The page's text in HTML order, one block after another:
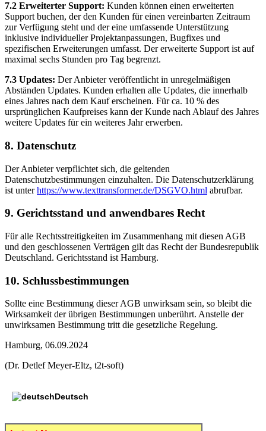
7.2 Erweiterter Support: Kunden können einen erweiterten
Support buchen, der den Kunden für einen vereinbarten Zeitraum
zur Verfügung steht und der eine umfassende Unterstützung
inklusive individueller Projektanpassungen, Bugfixes und
spezifischen Erweiterungen umfasst. Der erweiterte Support ist auf
maximal sechs Stunden pro Tag begrenzt.
7.3 Updates: Der Anbieter veröffentlicht in unregelmäßigen
Abständen Updates. Kunden erhalten alle Updates, die innerhalb
eines Jahres nach dem Kauf erscheinen. Für ca. 10 % des
ursprünglichen Kaufpreises kann der Kunde nach Ablauf des Jahres
weitere Updates für ein weiteres Jahr erwerben.
8. Datenschutz
Der Anbieter verpflichtet sich, die geltenden
Datenschutzbestimmungen einzuhalten. Die Datenschutzerklärung
ist unterhttps://www.texttransformer.de/DSGVO.html abrufbar.
9. Gerichtsstand und anwendbares Recht
Für alle Rechtsstreitigkeiten im Zusammenhang mit diesen AGB
und den geschlossenen Verträgen gilt das Recht der Bundesrepublik
Deutschland. Gerichtsstand ist Hamburg.
10. Schlussbestimmungen
Sollte eine Bestimmung dieser AGB unwirksam sein, so bleibt die
Wirksamkeit der übrigen Bestimmungen unberührt. Anstelle der
unwirksamen Bestimmung tritt die gesetzliche Regelung.
Hamburg, 06.09.2024
(Dr. Detlef Meyer-Eltz, t2t-soft)
Deutsch